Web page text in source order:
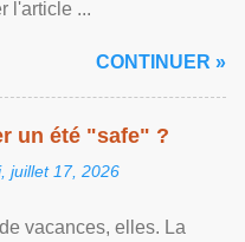
l'article ...
CONTINUER »
un été "safe" ?
juillet 17, 2026
vacances, elles. La